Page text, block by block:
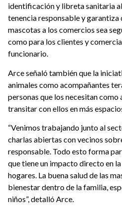
identificación y libreta sanitaria
tenencia responsable y garantiza
mascotas a los comercios sea
como para los clientes y
funcionario.
Arce señaló también que la
animales como acompañantes
personas que los necesitan
transitar con ellos en más
“Venimos trabajando junto al
charlas abiertas con vecinos
responsable. Todo esto forma
que tiene un impacto directo en
hogares. La buena salud de las
bienestar dentro de la familia,
niños”, detalló Arce.